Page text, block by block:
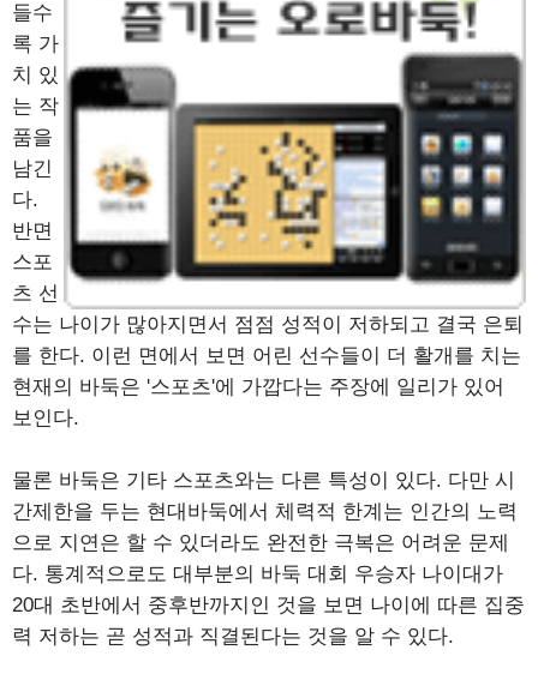
들수
록 가
치 있
는 작
품을
남긴
다.
반면
스포
츠 선
수는 나이가 많아지면서 점점 성적이 저하되고 결국 은퇴
를 한다. 이런 면에서 보면 어린 선수들이 더 활개를 치는
현재의 바둑은 '스포츠'에 가깝다는 주장에 일리가 있어
보인다.
물론 바둑은 기타 스포츠와는 다른 특성이 있다. 다만 시
간제한을 두는 현대바둑에서 체력적 한계는 인간의 노력
으로 지연은 할 수 있더라도 완전한 극복은 어려운 문제
다. 통계적으로도 대부분의 바둑 대회 우승자 나이대가
20대 초반에서 중후반까지인 것을 보면 나이에 따른 집중
력 저하는 곧 성적과 직결된다는 것을 알 수 있다.